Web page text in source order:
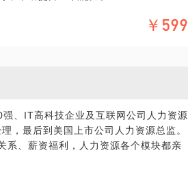
化战略为执行？其中HR体系如何发挥
么样的人？创业公司人才破局之道在哪
识和了解的阶段了，公司怎么设立激励
￥599
、IT高科技企业及互联网公司人力资源
，最后到美国上市公司人力资源总监。
系、薪资福利，人力资源各个模块都亲